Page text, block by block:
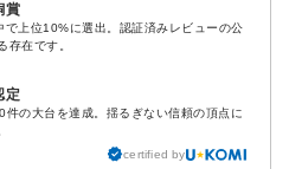
賞
で上位10%に選出。認証済みレビューの公
存在です。
定
の大台を達成。揺るぎない信頼の頂点に
certified by